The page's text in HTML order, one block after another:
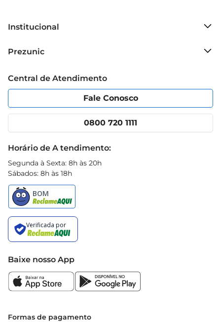
Institucional
Grupo Cencosud
Política de Privacidade
Portal do fornecedor
Cencosud Media
Prezunic
Código de Ética
App Prezunic
Central de Atendimento
Fale Conosco
0800 720 1111
Horário de A tendimento:
Segunda à Sexta: 8h às 20h
Sábados: 8h às 18h
Baixe nosso App
Formas de pagamento